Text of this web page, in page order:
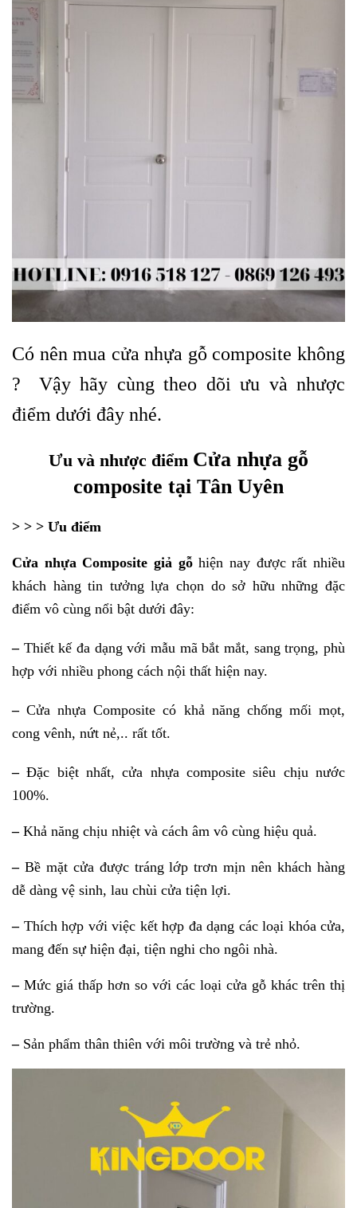
Có nên mua cửa nhựa gỗ composite không
? Vậy hãy cùng theo dõi ưu và nhược
điểm dưới đây nhé.
Ưu và nhược điểm Cửa nhựa gỗ
composite tại Tân Uyên
> > > Ưu điểm
Cửa nhựa Composite giả gỗhiện nay được rất nhiều
khách hàng tin tưởng lựa chọn do sở hữu những đặc
điểm vô cùng nổi bật dưới đây:
– Thiết kế đa dạng với mẫu mã bắt mắt, sang trọng, phù
hợp với nhiều phong cách nội thất hiện nay.
–Cửa nhựa Composite có khả năng chống mối mọt,
cong vênh, nứt nẻ,.. rất tốt.
–Đặc biệt nhất,cửa nhựa composite siêu chịu nước
100%.
– Khả năng chịu nhiệt và cách âm vô cùng hiệu quả.
– Bề mặt cửa được tráng lớp trơn mịn nên khách hàng
dễ dàng vệ sinh, lau chùi cửa tiện lợi.
– Thích hợp với việc kết hợp đa dạng các loại khóa cửa,
mang đến sự hiện đại, tiện nghi cho ngôi nhà.
– Mức giá thấp hơn so với các loại cửa gỗ khác trên thị
trường.
– Sản phẩm thân thiên với môi trường và trẻ nhỏ.